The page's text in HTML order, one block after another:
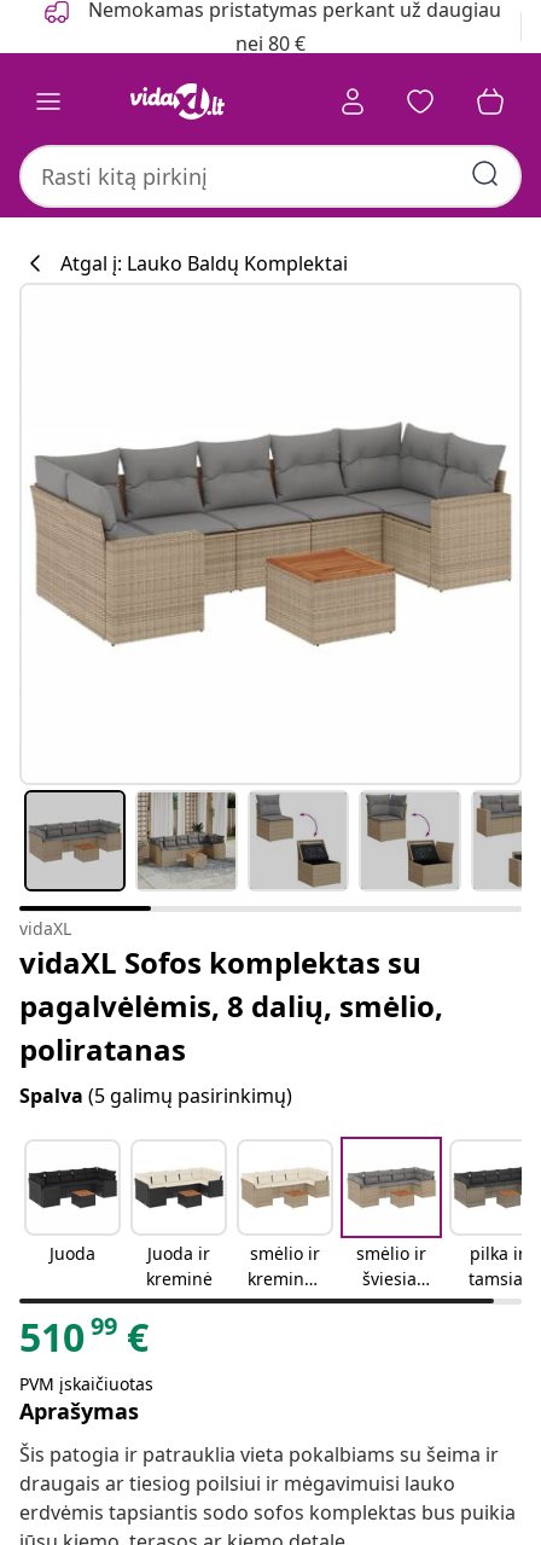
Nemokamas pristatymas perkant už daugiau
nei 80 €
Atgal į: Lauko Baldų Komplektai
vidaXL
vidaXL Sofos komplektas su
pagalvėlėmis, 8 dalių, smėlio,
poliratanas
Spalva (5 galimų pasirinkimų)
Juoda
Juoda ir
kreminė
smėlio ir
kreminės
spalvos
smėlio ir
šviesiai
pilkos
pilka ir
tamsiai
pilka
51099 €
PVM įskaičiuotas
Aprašymas
Šis patogia ir patrauklia vieta pokalbiams su šeima ir
draugais ar tiesiog poilsiui ir mėgavimuisi lauko
erdvėmis tapsiantis sodo sofos komplektas bus puikia